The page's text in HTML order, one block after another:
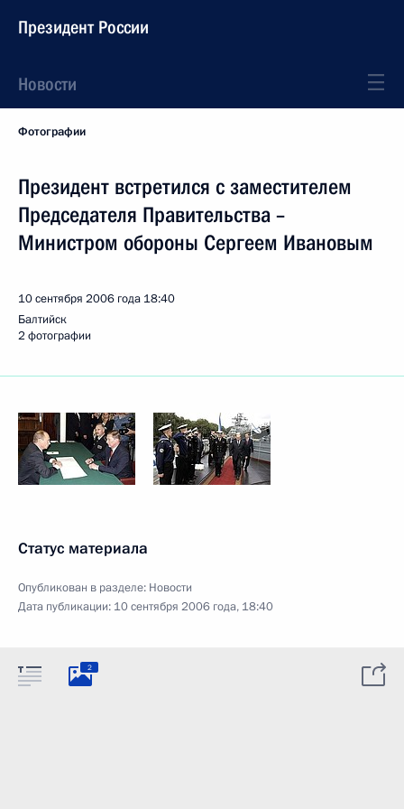
Президент России
Новости
Фотографии
Президент встретился с заместителем
Председателя Правительства –
Министром обороны Сергеем Ивановым
10 сентября 2006 года 18:40
Балтийск
2 фотографии
Статус материала
Опубликован в разделе: Новости
Дата публикации: 10 сентября 2006 года, 18:40
2